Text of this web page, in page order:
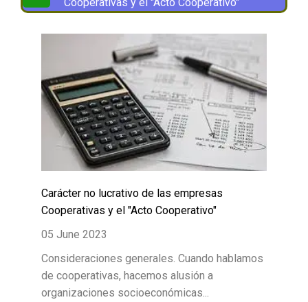
Cooperativas y el "Acto Cooperativo"
Carácter no lucrativo de las empresas
Cooperativas y el "Acto Cooperativo"
05 June 2023
Consideraciones generales. Cuando hablamos
de cooperativas, hacemos alusión a
organizaciones socioeconómicas...